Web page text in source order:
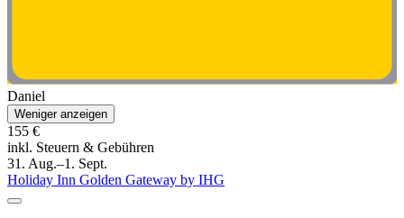
Daniel
Weniger anzeigen
155 €
inkl. Steuern & Gebühren
31. Aug.–1. Sept.
Holiday Inn Golden Gateway by IHG